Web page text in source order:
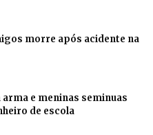
morre após acidente na
e meninas seminuas
de escola